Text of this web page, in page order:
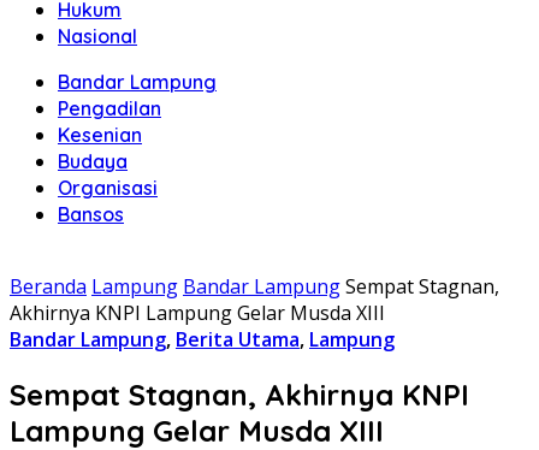
Hukum
Nasional
Bandar Lampung
Pengadilan
Kesenian
Budaya
Organisasi
Bansos
Beranda Lampung Bandar LampungSempat Stagnan,
Akhirnya KNPI Lampung Gelar Musda XIII
Bandar Lampung, Berita Utama, Lampung
Sempat Stagnan, Akhirnya KNPI
Lampung Gelar Musda XIII